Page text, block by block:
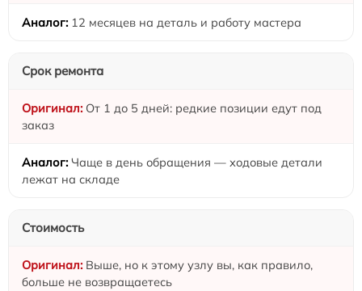
12 месяцев на деталь и работу мастера
Срок ремонта
От 1 до 5 дней: редкие позиции едут под
заказ
Чаще в день обращения — ходовые детали
лежат на складе
Стоимость
Выше, но к этому узлу вы, как правило,
больше не возвращаетесь